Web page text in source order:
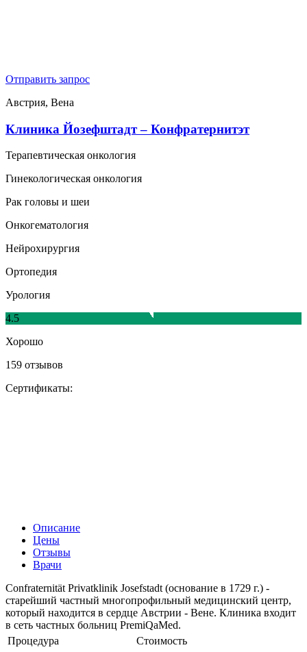
Отправить запрос
Австрия, Вена
Клиника Йозефштадт – Конфратернитэт
Терапевтическая онкология
Гинекологическая онкология
Рак головы и шеи
Онкогематология
Нейрохирургия
Ортопедия
Урология
4.5
Хорошо
159 отзывов
Сертификаты:
Описание
Цены
Отзывы
Врачи
Confraternität Privatklinik Josefstadt (основание в 1729 г.) -
старейший частный многопрофильный медицинский центр,
который находится в сердце Австрии - Вене. Клиника входит
в сеть частных больниц PremiQaMed.
Процедура
Стоимость